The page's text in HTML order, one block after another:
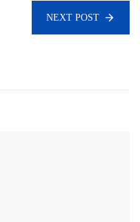
NEXT POST